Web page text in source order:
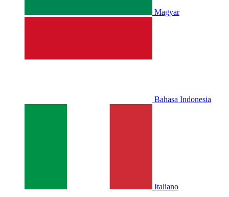
Magyar
Bahasa Indonesia
Italiano